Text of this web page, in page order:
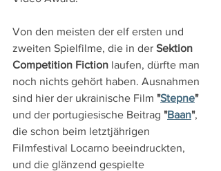
Von den meisten der elf ersten und
zweiten Spielfilme, die in der Sektion
Competition Fiction laufen, dürfte man
noch nichts gehört haben. Ausnahmen
sind hier der ukrainische Film "Stepne"
und der portugiesische Beitrag "Baan",
die schon beim letztjährigen
Filmfestival Locarno beeindruckten,
und die glänzend gespielte